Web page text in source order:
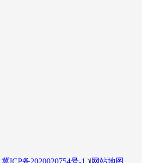
冀ICP备2020020754号-1 )|网站地图